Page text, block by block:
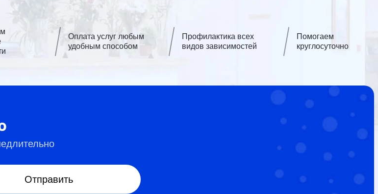
Оплата услуг любым
удобным способом
Профилактика всех
видов зависимостей
Помогаем
круглосуточно
Отправить